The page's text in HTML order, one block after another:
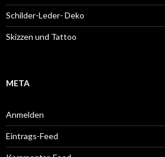
Schilder-Leder- Deko
Skizzen und Tattoo
META
Anmelden
Eintrags-Feed